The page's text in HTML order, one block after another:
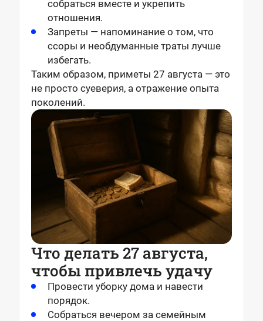
собраться вместе и укрепить
отношения.
Запреты — напоминание о том, что
ссоры и необдуманные траты лучше
избегать.
Таким образом, приметы 27 августа — это
не просто суеверия, а отражение опыта
поколений.
Что делать 27 августа,
чтобы привлечь удачу
Провести уборку дома и навести
порядок.
Собраться вечером за семейным